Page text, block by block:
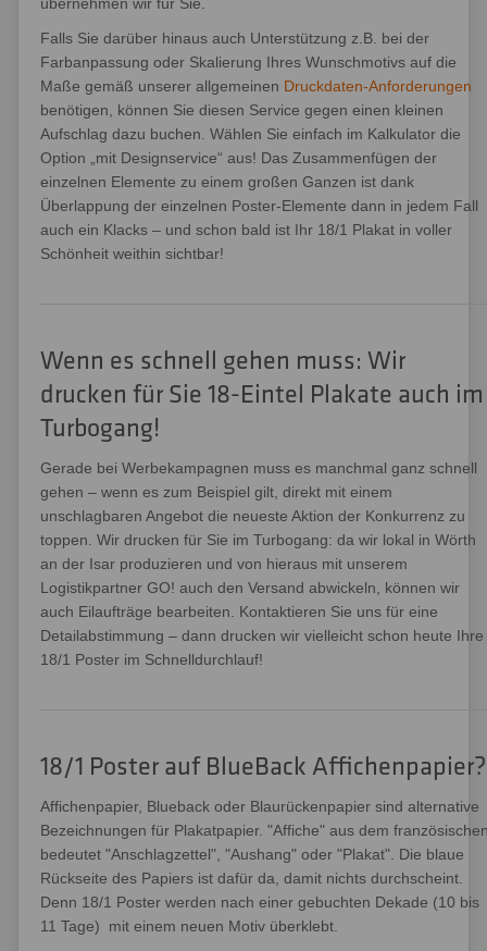
übernehmen wir für Sie.
Falls Sie darüber hinaus auch Unterstützung z.B. bei der
Farbanpassung oder Skalierung Ihres Wunschmotivs auf die
Maße gemäß unserer allgemeinen Druckdaten-Anforderungen
benötigen, können Sie diesen Service gegen einen kleinen
Aufschlag dazu buchen. Wählen Sie einfach im Kalkulator die
Option „mit Designservice“ aus! Das Zusammenfügen der
einzelnen Elemente zu einem großen Ganzen ist dank
Überlappung der einzelnen Poster-Elemente dann in jedem Fall
auch ein Klacks – und schon bald ist Ihr 18/1 Plakat in voller
Schönheit weithin sichtbar!
Wenn es schnell gehen muss: Wir
drucken für Sie 18-Eintel Plakate auch im
Turbogang!
Gerade bei Werbekampagnen muss es manchmal ganz schnell
gehen – wenn es zum Beispiel gilt, direkt mit einem
unschlagbaren Angebot die neueste Aktion der Konkurrenz zu
toppen. Wir drucken für Sie im Turbogang: da wir lokal in Wörth
an der Isar produzieren und von hieraus mit unserem
Logistikpartner GO! auch den Versand abwickeln, können wir
auch Eilaufträge bearbeiten. Kontaktieren Sie uns für eine
Detailabstimmung – dann drucken wir vielleicht schon heute Ihre
18/1 Poster im Schnelldurchlauf!
18/1 Poster auf BlueBack Affichenpapier?
Affichenpapier, Blueback oder Blaurückenpapier sind alternative
Bezeichnungen für Plakatpapier. "Affiche" aus dem
bedeutet "Anschlagzettel", "Aushang" oder "Plakat". Die blaue
Rückseite des Papiers ist dafür da, damit nichts durchscheint.
Denn 18/1 Poster werden nach einer gebuchten Dekade (10 bis
11 Tage) mit einem neuen Motiv überklebt.